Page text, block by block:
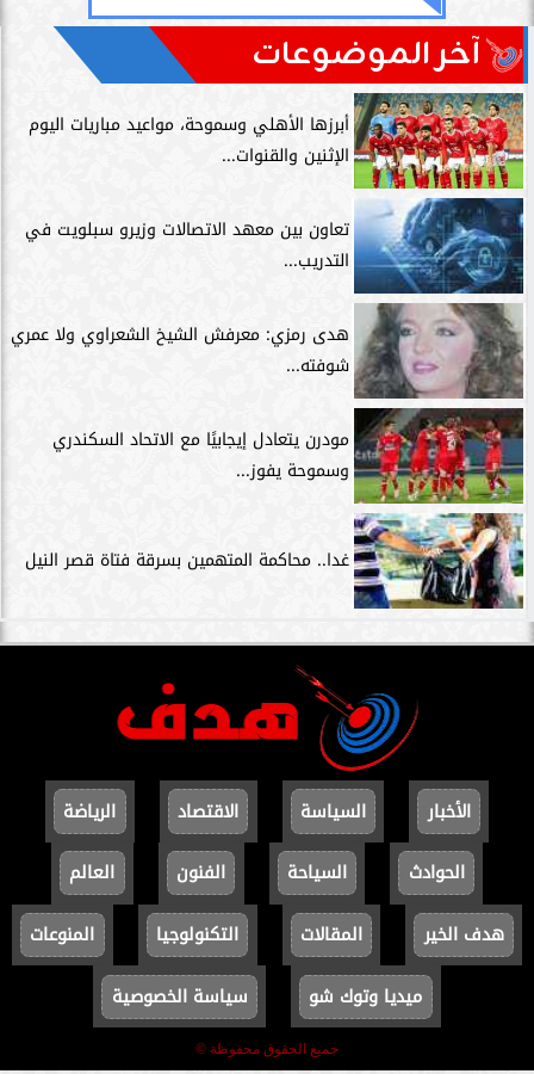
آخر الموضوعات
أبرزها الأهلي وسموحة، مواعيد مباريات اليوم
الإثنين والقنوات...
تعاون بين معهد الاتصالات وزيرو سبلويت في
التدريب...
هدى رمزي: معرفش الشيخ الشعراوي ولا عمري
شوفته...
مودرن يتعادل إيجابيًا مع الاتحاد السكندري
وسموحة يفوز...
غدا.. محاكمة المتهمين بسرقة فتاة قصر النيل
الأخبار السياسة الاقتصاد
الرياضة
الحوادث
السياحة الفنون
العالم
هدف الخير
المقالات التكنولوجيا
المنوعات
ميديا وتوك شو
سياسة الخصوصية
جميع الحقوق محفوظة ©